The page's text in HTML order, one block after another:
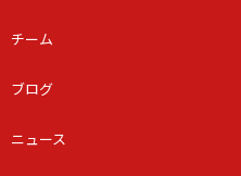
チーム
ブログ
ニュース